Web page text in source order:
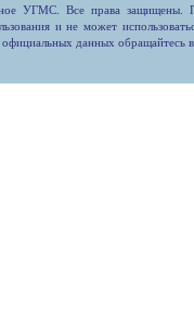
УГМС. Все права защищены.
и не может
официальных данных обращайтесь